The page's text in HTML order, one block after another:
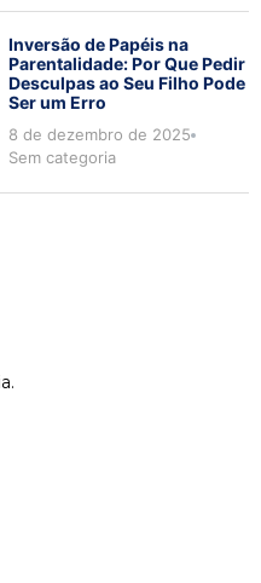
Inversão de Papéis na
Parentalidade: Por Que Pedir
Desculpas ao Seu Filho Pode
Ser um Erro
8 de dezembro de 2025
Sem categoria